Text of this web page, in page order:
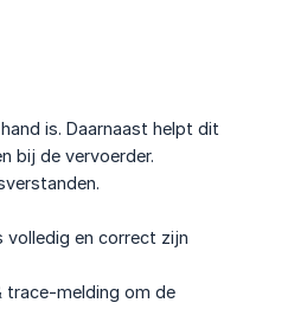
is. Daarnaast helpt dit
bij de vervoerder.
volledig en correct zijn
trace-melding om de